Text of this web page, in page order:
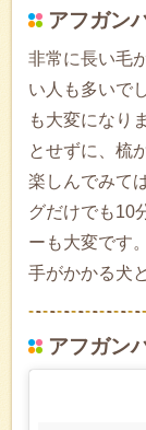
アフガン
非常に長い毛
い人も多いで
も大変になり
とせずに、梳
楽しんでみて
グだけでも10
ーも大変です
手がかかる犬
アフガン